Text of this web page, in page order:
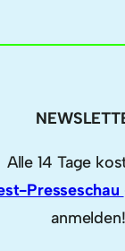
Alle 14 Tage
Presseschau
anmelden!